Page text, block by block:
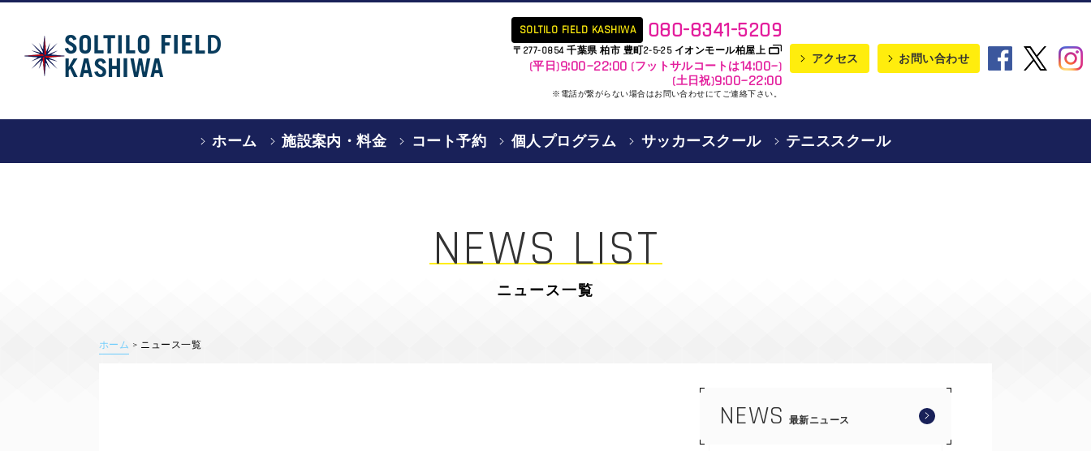
SOLTILO FIELD KASHIWA 080-8341-5209
〒277-0854 千葉県 柏市 豊町2-5-25 イオンモール柏屋上
(平日)9:00~22:00 (フットサルコートは14:00~)
(土日祝)9:00~22:00
※電話が繋がらない場合はお問い合わせにてご連絡下さい。
アクセス お問い合わせ
ホーム 施設案内・料金 コート予約 個人プログラム サッカースクール テニススクール
NEWS LIST
ニュース一覧
ホーム > ニュース一覧
NEWS 最新ニュース